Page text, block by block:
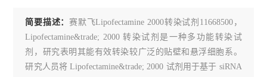
简要描述： 赛默飞Lipofectamine 2000转染试剂11668500，
Lipofectamine&trade; 2000 转染试剂是一种多功能转染试
剂，研究表明其能有效转染较广泛的贴壁和悬浮细胞系。
研究人员将 Lipofectamine&trade; 2000 试剂用于基于 siRNA